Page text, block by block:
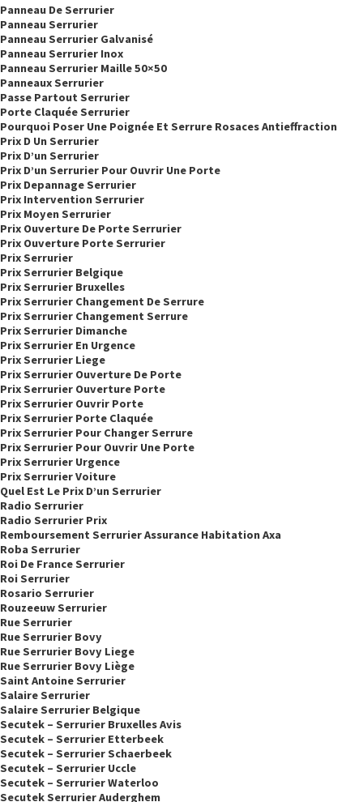
Panneau De Serrurier
Panneau Serrurier
Panneau Serrurier Galvanisé
Panneau Serrurier Inox
Panneau Serrurier Maille 50×50
Panneaux Serrurier
Passe Partout Serrurier
Porte Claquée Serrurier
Pourquoi Poser Une Poignée Et Serrure Rosaces Antieffraction
Prix D Un Serrurier
Prix D’un Serrurier
Prix D’un Serrurier Pour Ouvrir Une Porte
Prix Depannage Serrurier
Prix Intervention Serrurier
Prix Moyen Serrurier
Prix Ouverture De Porte Serrurier
Prix Ouverture Porte Serrurier
Prix Serrurier
Prix Serrurier Belgique
Prix Serrurier Bruxelles
Prix Serrurier Changement De Serrure
Prix Serrurier Changement Serrure
Prix Serrurier Dimanche
Prix Serrurier En Urgence
Prix Serrurier Liege
Prix Serrurier Ouverture De Porte
Prix Serrurier Ouverture Porte
Prix Serrurier Ouvrir Porte
Prix Serrurier Porte Claquée
Prix Serrurier Pour Changer Serrure
Prix Serrurier Pour Ouvrir Une Porte
Prix Serrurier Urgence
Prix Serrurier Voiture
Quel Est Le Prix D’un Serrurier
Radio Serrurier
Radio Serrurier Prix
Remboursement Serrurier Assurance Habitation Axa
Roba Serrurier
Roi De France Serrurier
Roi Serrurier
Rosario Serrurier
Rouzeeuw Serrurier
Rue Serrurier
Rue Serrurier Bovy
Rue Serrurier Bovy Liege
Rue Serrurier Bovy Liège
Saint Antoine Serrurier
Salaire Serrurier
Salaire Serrurier Belgique
Secutek – Serrurier Bruxelles Avis
Secutek – Serrurier Etterbeek
Secutek – Serrurier Schaerbeek
Secutek – Serrurier Uccle
Secutek – Serrurier Waterloo
Secutek Serrurier Auderghem